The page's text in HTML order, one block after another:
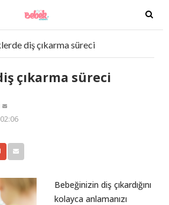
T
o
g
t
diş çıkarma süreci
çıkarma süreci
Bebeğinizin diş çıkardığını
kolayca anlamanızı